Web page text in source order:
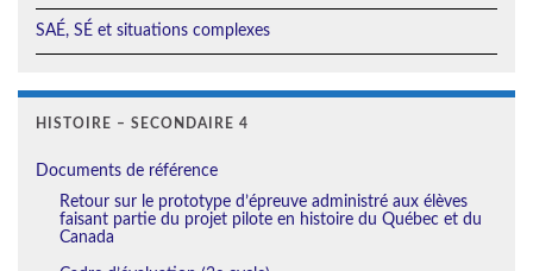
SAÉ, SÉ et situations complexes
HISTOIRE – SECONDAIRE 4
Documents de référence
Retour sur le prototype d’épreuve administré aux élèves
faisant partie du projet pilote en histoire du Québec et du
Canada